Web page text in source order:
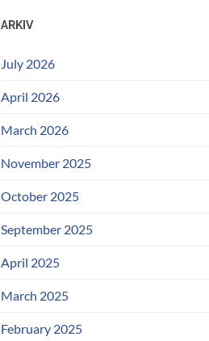
ARKIV
July 2026
April 2026
March 2026
November 2025
October 2025
September 2025
April 2025
March 2025
February 2025